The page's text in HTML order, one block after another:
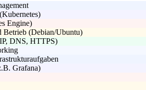
Engine)
(Debian/Ubuntu)
DNS, HTTPS)
Grafana)